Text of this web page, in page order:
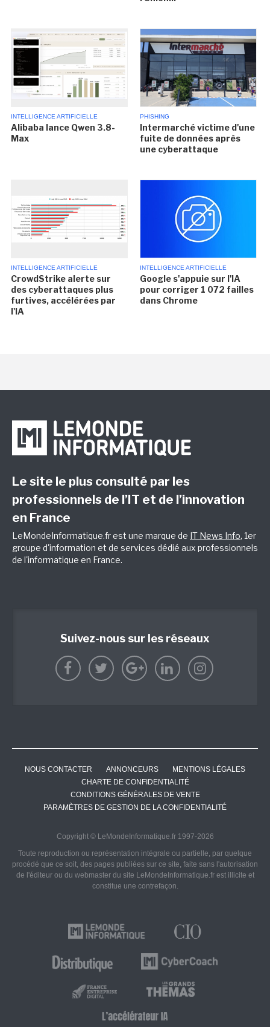
INTELLIGENCE ARTIFICIELLE
Alibaba lance Qwen 3.8-
Max
PHISHING
Intermarché victime d'une
fuite de données après
une cyberattaque
INTELLIGENCE ARTIFICIELLE
CrowdStrike alerte sur
des cyberattaques plus
furtives, accélérées par
l'IA
INTELLIGENCE ARTIFICIELLE
Google s'appuie sur l'IA
pour corriger 1 072 failles
dans Chrome
Le site le plus consulté par les
professionnels de l’IT et de l’innovation
en France
LeMondeInformatique.fr est une marque de IT News Info, 1er
groupe d'information et de services dédié aux professionnels
de l'informatique en France.
Suivez-nous sur les réseaux
NOUS CONTACTER ANNONCEURS
MENTIONS LÉGALES
CHARTE DE CONFIDENTIALITÉ
CONDITIONS GÉNÉRALES DE VENTE
PARAMÈTRES DE GESTION DE LA CONFIDENTIALITÉ
Copyright © LeMondeInformatique.fr 1997-2026
Toute reproduction ou représentation intégrale ou partielle, par quelque
procédé que ce soit, des pages publiées sur ce site, faite sans l'autorisation
de l'éditeur ou du webmaster du site LeMondeInformatique.fr est illicite et
constitue une contrefaçon.